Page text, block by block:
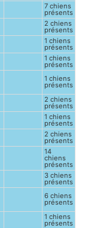
7 chiens
présents
2 chiens
présents
1 chiens
présents
1 chiens
présents
1 chiens
présents
2 chiens
présents
1 chiens
présents
2 chiens
présents
14
chiens
présents
3 chiens
présents
6 chiens
présents
1 chiens
présents